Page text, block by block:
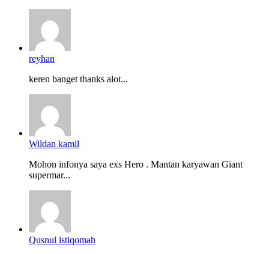
reyhan
keren banget thanks alot...
Wildan kamil
Mohon infonya saya exs Hero . Mantan karyawan Giant
supermar...
Qusnul istiqomah